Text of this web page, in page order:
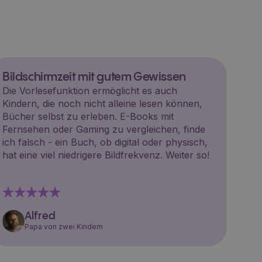
Bildschirmzeit mit gutem Gewissen
Die Vorlesefunktion ermöglicht es auch
Kindern, die noch nicht alleine lesen können,
Bücher selbst zu erleben. E-Books mit
Fernsehen oder Gaming zu vergleichen, finde
ich falsch - ein Buch, ob digital oder physisch,
hat eine viel niedrigere Bildfrekvenz. Weiter so!
Alfred
Papa von zwei Kindern